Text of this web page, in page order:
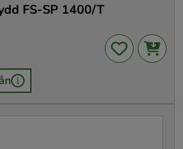
FS-SP 1400/T